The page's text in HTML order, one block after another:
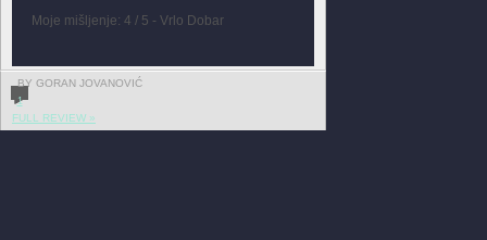
Moje mišljenje: 4 / 5 - Vrlo Dobar
BY GORAN JOVANOVIĆ
1
FULL REVIEW »